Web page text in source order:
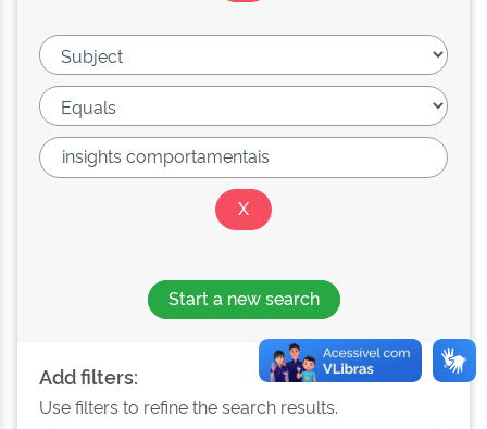
Start a new search
Add filters:
Use filters to refine the search results.